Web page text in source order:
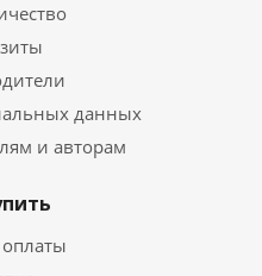
данных
и авторам